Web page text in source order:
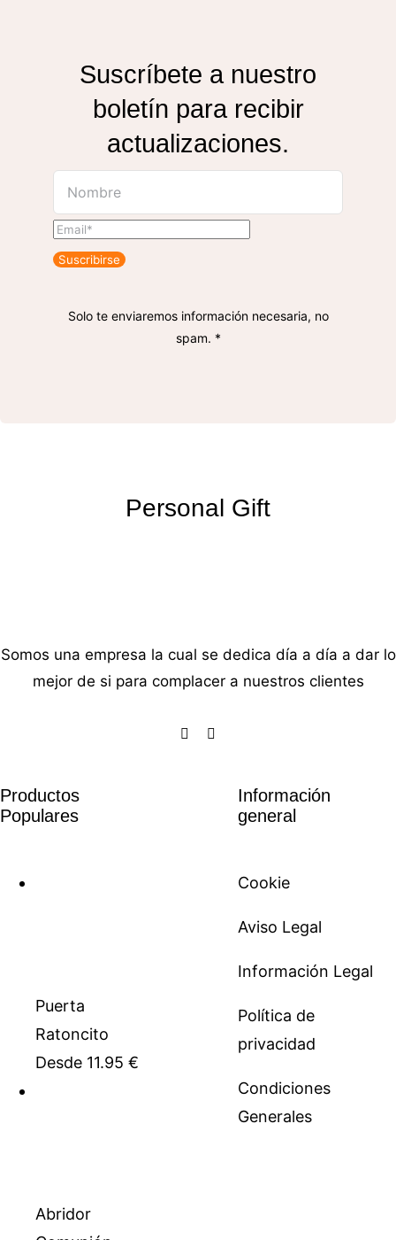
Suscríbete a nuestro
boletín para recibir
actualizaciones.
Suscribirse
Solo te enviaremos información necesaria, no
spam. *
Personal Gift
Somos una empresa la cual se dedica día a día a dar lo
mejor de si para complacer a nuestros clientes
Productos
Populares
Puerta
Ratoncito
Desde 11.95 €
Abridor
Información
general
Cookie
Aviso Legal
Información Legal
Política de
privacidad
Condiciones
Generales